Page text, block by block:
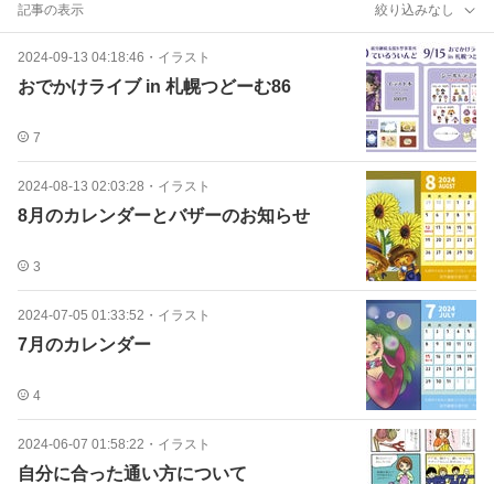
記事の表示 絞り込みなし
2024-09-13 04:18:46 ・ イラスト
おでかけライブ in 札幌つどーむ86
7
2024-08-13 02:03:28 ・ イラスト
8月のカレンダーとバザーのお知らせ
3
2024-07-05 01:33:52 ・ イラスト
7月のカレンダー
4
2024-06-07 01:58:22 ・ イラスト
自分に合った通い方について